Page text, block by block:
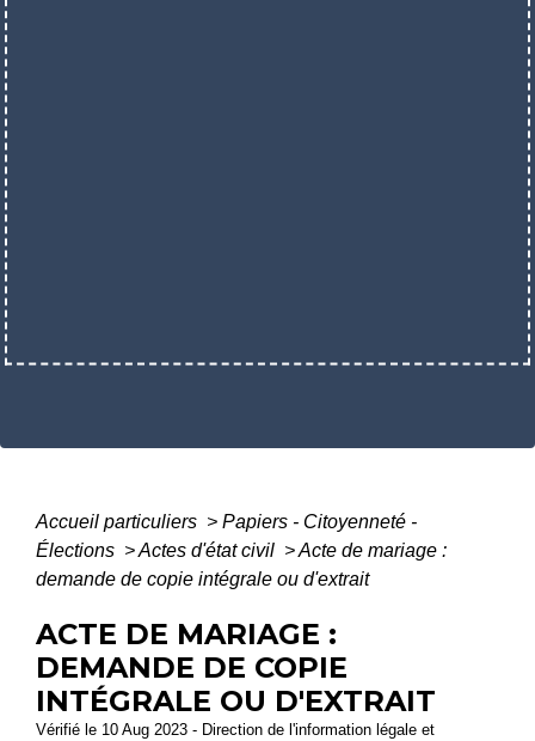
Accueil particuliers > Papiers - Citoyenneté -
Élections >Actes d'état civil >Acte de mariage :
demande de copie intégrale ou d'extrait
ACTE DE MARIAGE :
DEMANDE DE COPIE
INTÉGRALE OU D'EXTRAIT
Vérifié le 10 Aug 2023 - Direction de l'information légale et